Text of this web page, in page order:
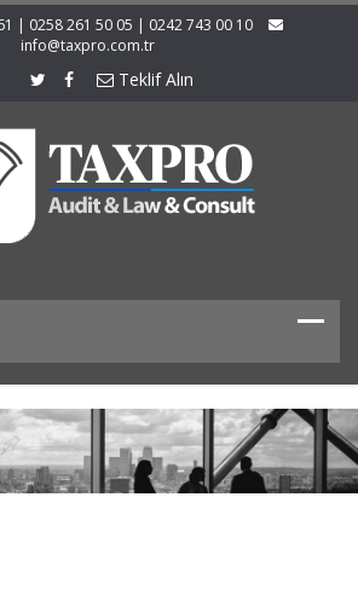
| 0258 261 50 05 | 0242 743 00 10
info@taxpro.com.tr
Teklif Alın